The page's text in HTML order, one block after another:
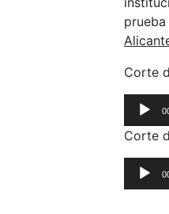
prueba
Corte
de
audio
Corte
de